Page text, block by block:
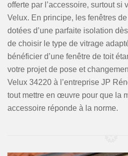
offerte par l’accessoire, surtout si
Velux. En principe, les fenêtres
dotées d’une parfaite isolation
de choisir le type de vitrage
bénéficier d’une fenêtre de toit
votre projet de pose et
Velux 34220 à l’entreprise JP
tout mettre en œuvre pour que la
accessoire réponde à la norme.